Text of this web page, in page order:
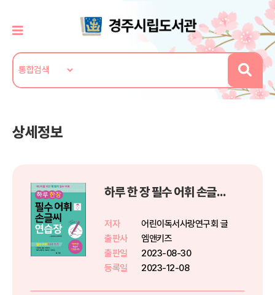
상세정보
하루 한 장 필수 어휘 손글씨 연습장
저자
어린이독서사랑연구회 글
출판사
엠앤키즈
출판일
2023-08-30
등록일
2023-12-08